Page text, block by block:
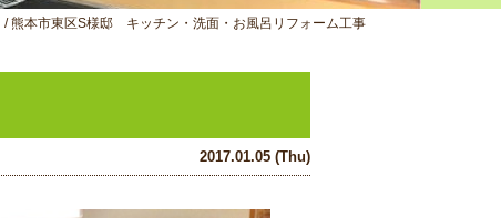
/熊本市東区S様邸 キッチン・洗面・お風呂リフォーム工事
2017.01.05 (Thu)